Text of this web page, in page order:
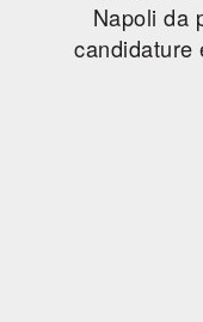
Napoli da
candidature